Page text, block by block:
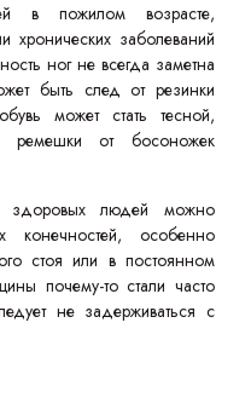
в пожилом возрасте,
хронических заболеваний
ног не всегда заметна
быть след от резинки
может стать тесной,
ремешки от босоножек
здоровых людей можно
конечностей, особенно
стоя или в постоянном
почему-то стали часто
не задерживаться с